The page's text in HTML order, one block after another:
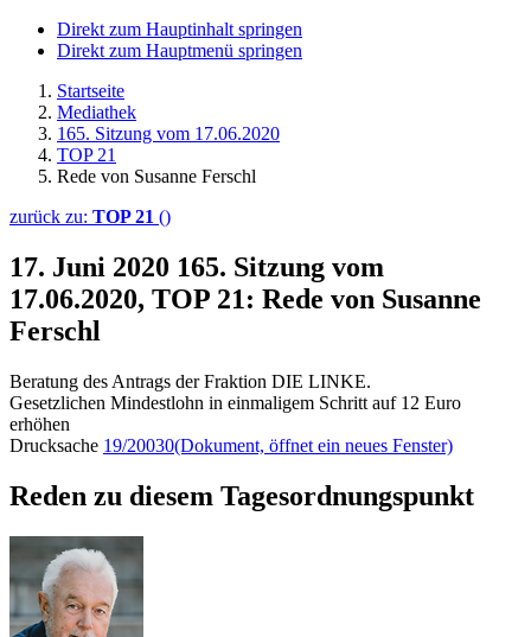
Direkt zum Hauptinhalt springen
Direkt zum Hauptmenü springen
Startseite
Mediathek
165. Sitzung vom 17.06.2020
TOP 21
Rede von Susanne Ferschl
zurück zu: TOP 21 ()
17. Juni 2020 165. Sitzung vom
17.06.2020, TOP 21: Rede von Susanne
Ferschl
Beratung des Antrags der Fraktion DIE LINKE.
Gesetzlichen Mindestlohn in einmaligem Schritt auf 12 Euro
erhöhen
Drucksache 19/20030(Dokument, öffnet ein neues Fenster)
Reden zu diesem Tagesordnungspunkt